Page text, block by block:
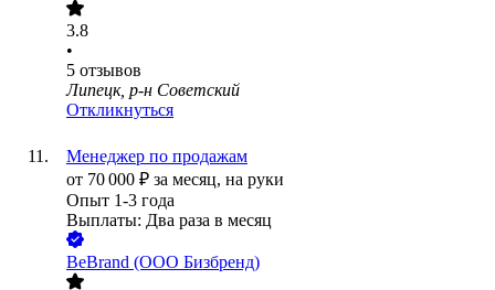
3.8
•
5 отзывов
Липецк, р-н Советский
Откликнуться
Менеджер по продажам
от 70 000 ₽ за месяц, на руки
Опыт 1-3 года
Выплаты: Два раза в месяц
BeBrand (ООО Бизбренд)